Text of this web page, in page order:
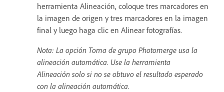
herramienta Alineación, coloque tres marcadores en
la imagen de origen y tres marcadores en la imagen
final y luego haga clic en Alinear fotografías.
Nota: La opción Toma de grupo Photomerge usa la
alineación automática. Use la herramienta
Alineación solo si no se obtuvo el resultado esperado
con la alineación automática.